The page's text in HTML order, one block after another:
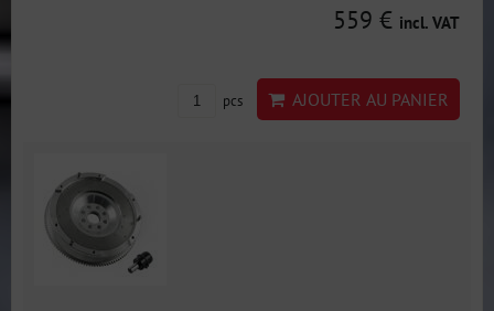
559 € incl. VAT
pcs AJOUTER AU PANIER